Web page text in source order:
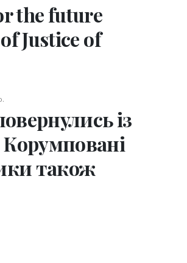
the future
Justice of
із
Корумповані
також